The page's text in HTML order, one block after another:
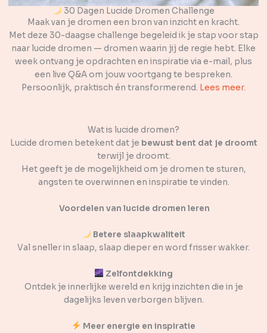
30 Dagen Lucide Dromen Challenge
Maak van je dromen een bron van inzicht en kracht.
Met deze 30-daagse challenge begeleid ik je stap voor stap
naar lucide dromen — dromen waarin jij de regie hebt. Elke
week ontvang je opdrachten en inspiratie via e-mail, plus
een live Q&A om jouw voortgang te bespreken.
Persoonlijk, praktisch én transformerend. Lees meer.
Wat is lucide dromen?
Lucide dromen betekent dat je bewust bent dat je droomt
terwijl je droomt.
Het geeft je de mogelijkheid om je dromen te sturen,
angsten te overwinnen en inspiratie te vinden.
Voordelen van lucide dromen leren
Betere slaapkwaliteit
Val sneller in slaap, slaap dieper en word frisser wakker.
Zelfontdekking
Ontdek je innerlijke wereld en krijg inzichten die in je
dagelijks leven verborgen blijven.
Meer energie en inspiratie